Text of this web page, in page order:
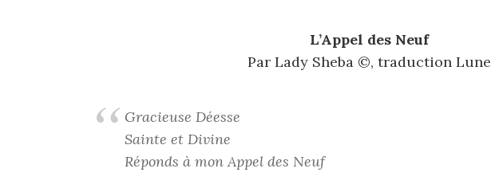
L’Appel des Neuf
Par Lady Sheba ©, traduction Lune
Gracieuse Déesse
Sainte et Divine
Réponds à mon Appel des Neuf